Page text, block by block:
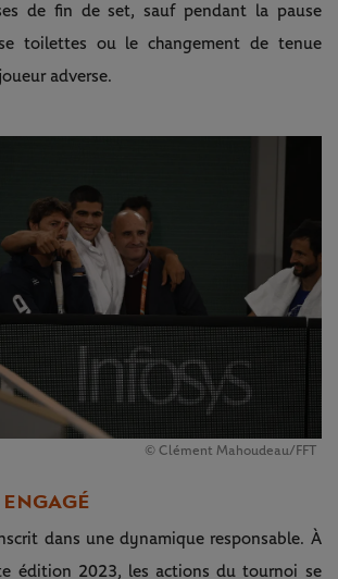
de fin de set, sauf pendant la pause
toilettes ou le changement de tenue
adverse.
© Clément Mahoudeau/FFT
dans une dynamique responsable. À
édition 2023, les actions du tournoi se